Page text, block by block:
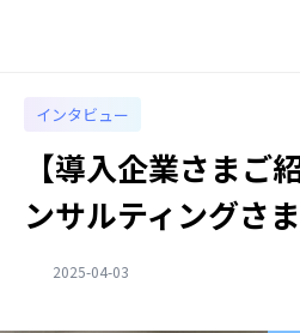
インタビュー
【導入企業さまご
ンサルティングさま
2025-04-03